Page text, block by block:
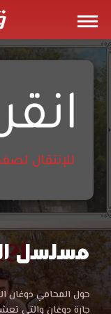
مسلسل
النصيب
مسلسل
مسلسل
النصيب
حول المحامي دوغان
جارة دوغان والتي